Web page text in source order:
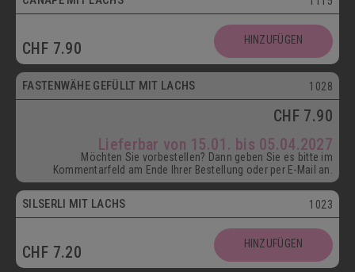
CHF 7.90 HINZUFÜGEN
ab 15.01.
FASTENWÄHE GEFÜLLT MIT LACHS 1028
CHF 7.90
Lieferbar von 15.01. bis 05.04.2027
Möchten Sie vorbestellen? Dann geben Sie es bitte im
Kommentarfeld am Ende Ihrer Bestellung oder per E-Mail an.
SILSERLI MIT LACHS 1023
CHF 7.20 HINZUFÜGEN
Postversand